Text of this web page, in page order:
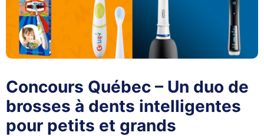
Concours Québec – Un duo de
brosses à dents intelligentes
pour petits et grands